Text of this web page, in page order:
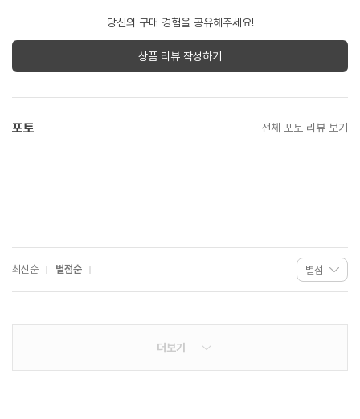
당신의 구매 경험을 공유해주세요!
상품 리뷰 작성하기
포토 전체 포토 리뷰 보기
최신순 별점순
더보기